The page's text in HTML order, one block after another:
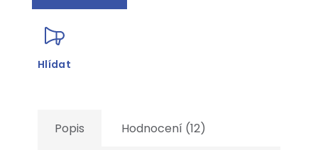
Hlídat
Popis Hodnocení (12)